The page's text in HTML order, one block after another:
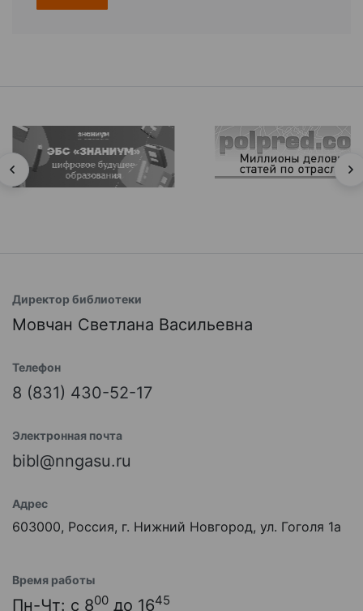
Директор библиотеки
Мовчан Светлана Васильевна
Телефон
8 (831) 430-52-17
Электронная почта
bibl@nngasu.ru
Адрес
603000, Россия, г. Нижний Новгород, ул. Гоголя 1а
Время работы
Пн-Чт: с 800 до 1645